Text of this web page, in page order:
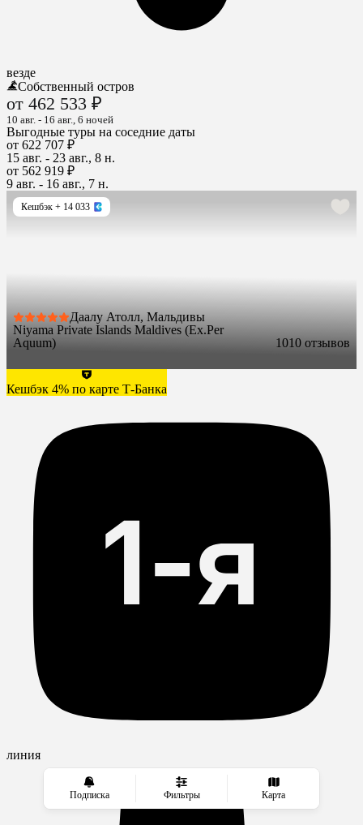
Подписка Фильтры Карта
везде
Собственный остров
от 462 533 ₽
10 авг. - 16 авг., 6 ночей
Выгодные туры на соседние даты
от 622 707 ₽
15 авг. - 23 авг., 8 н.
от 562 919 ₽
9 авг. - 16 авг., 7 н.
Кешбэк + 14 033
Даалу Атолл, Мальдивы
Niyama Private Islands Maldives (Ex.Per
Aquum)
1010 отзывов
Кешбэк 4% по карте Т-Банка
линия